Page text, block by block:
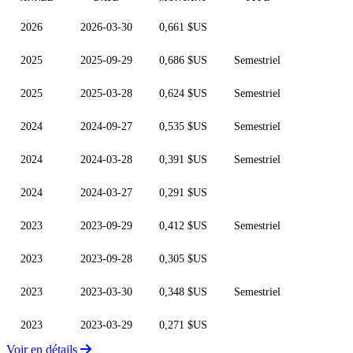
2026 2026-03-30 0,661 $US
2025 2025-09-29 0,686 $US Semestriel
2025 2025-03-28 0,624 $US Semestriel
2024 2024-09-27 0,535 $US Semestriel
2024 2024-03-28 0,391 $US Semestriel
2024 2024-03-27 0,291 $US
2023 2023-09-29 0,412 $US Semestriel
2023 2023-09-28 0,305 $US
2023 2023-03-30 0,348 $US Semestriel
2023 2023-03-29 0,271 $US
Voir en détails